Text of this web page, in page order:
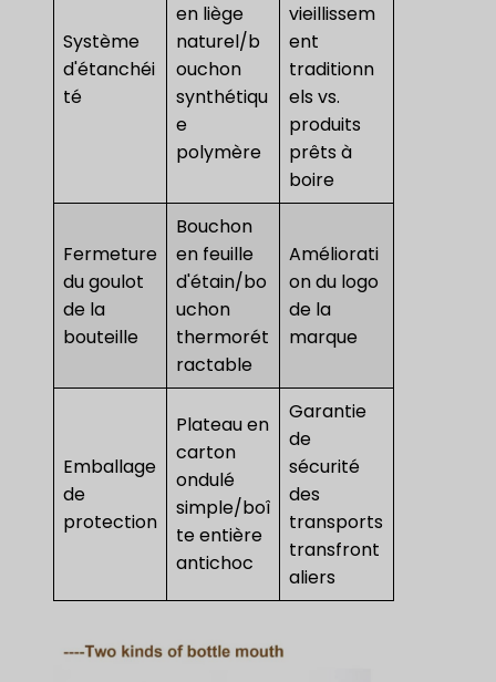
Système
d'étanchéi
té
en liège
naturel/b
ouchon
synthétiqu
e
polymère
vieillissem
ent
traditionn
els vs.
produits
prêts à
boire
Fermeture
du goulot
de la
bouteille
Bouchon
en feuille
d'étain/bo
uchon
thermorét
ractable
Améliorati
on du logo
de la
marque
Emballage
de
protection
Plateau en
carton
ondulé
simple/boî
te entière
antichoc
Garantie
de
sécurité
des
transports
transfront
aliers